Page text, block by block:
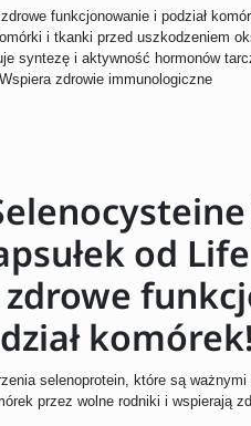
funkcjonowanie i podział
i tkanki przed uszkodzeniem
syntezę i aktywność hormonów
Wspiera zdrowie immunologiczne
od
komórek!
selenoprotein, które są
przez wolne rodniki i wspierają